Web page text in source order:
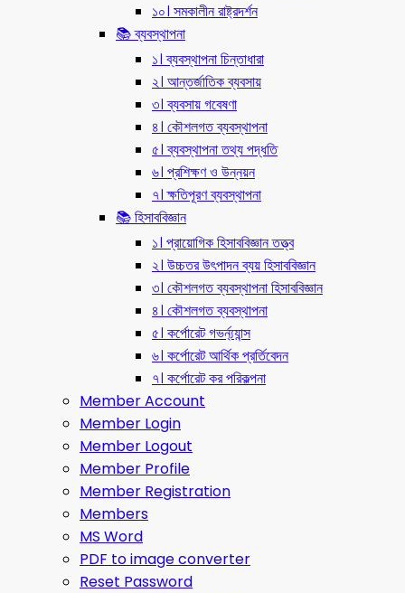
১০। সমকালীন রাষ্ট্রদর্শন
📚 ব্যবস্থাপনা
১। ব্যবস্থাপনা চিন্তাধারা
২। আন্তর্জাতিক ব্যবসায়
৩। ব্যবসায় গবেষণা
৪। কৌশলগত ব্যবস্থাপনা
৫। ব্যবস্থাপনা তথ্য পদ্ধতি
৬। প্রশিক্ষণ ও উন্নয়ন
৭। ক্ষতিপূরণ ব্যবস্থাপনা
📚 হিসাববিজ্ঞান
১। প্রায়োগিক হিসাববিজ্ঞান তত্ত্ব
২। উচ্চতর উৎপাদন ব্যয় হিসাববিজ্ঞান
৩। কৌশলগত ব্যবস্থাপনা হিসাববিজ্ঞান
৪। কৌশলগত ব্যবস্থাপনা
৫। কর্পোরেট গভর্ন্য্যান্স
৬। কর্পোরেট আর্থিক প্রর্তিবেদন
৭। কর্পোরেট কর পরিকল্পনা
Member Account
Member Login
Member Logout
Member Profile
Member Registration
Members
MS Word
PDF to image converter
Reset Password